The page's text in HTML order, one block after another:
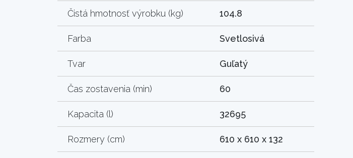
Čistá hmotnosť výrobku (kg) 104.8
Farba Svetlosivá
Tvar Guľatý
Čas zostavenia (min) 60
Kapacita (l) 32695
Rozmery (cm) 610 x 610 x 132